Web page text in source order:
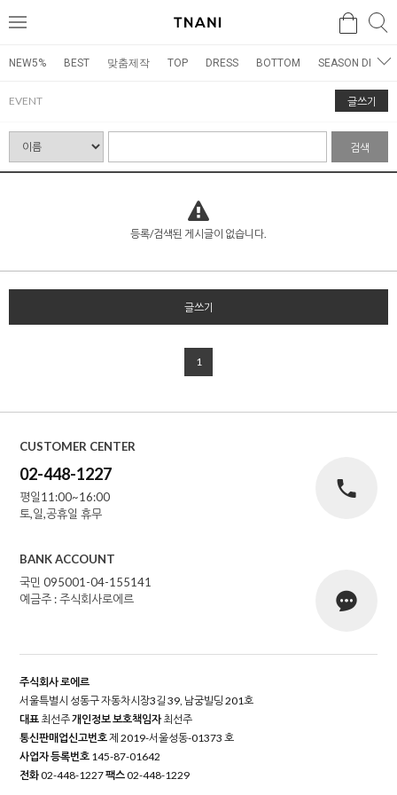
메
검색
NEW5% BEST 맞춤제작 TOP DRESS BOTTOM SEASON DRESS
EVENT 글쓰기
검색
등록/검색된 게시글이 없습니다.
글쓰기
1
CUSTOMER CENTER
02-448-1227
평일11:00~16:00
토,일,공휴일 휴무
BANK ACCOUNT
국민 095001-04-155141
예금주 : 주식회사로에르
주식회사 로에르
서울특별시 성동구 자동차시장3길 39, 남궁빌딩 201호
대표 최선주개인정보 보호책임자최선주
통신판매업신고번호제 2019-서울성동-01373 호
사업자 등록번호 145-87-01642
전화02-448-1227팩스02-448-1229